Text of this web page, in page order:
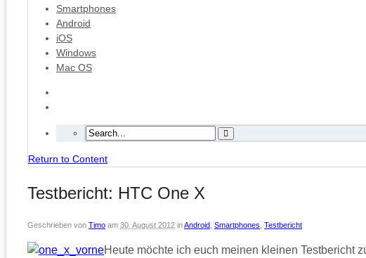
Smartphones
Android
iOS
Windows
Mac OS
Return to Content
Testbericht: HTC One X
Geschrieben von Timo am 30. August 2012 inAndroid Smartphones Testbericht
Heute möchte ich euch meinen kleinen Testbericht